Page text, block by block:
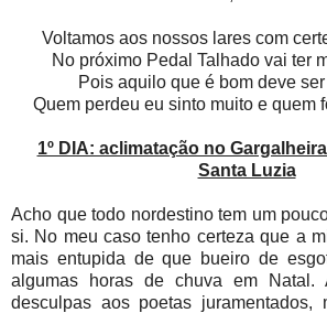
Voltamos aos nossos lares com
No próximo Pedal Talhado vai ter
Pois aquilo que é bom deve
Quem perdeu eu sinto muito e quem
1º DIA: aclimatação no
Santa Luzia
Acho que todo nordestino tem um
si. No meu caso tenho certeza que a
mais entupida de que bueiro de
algumas horas de chuva em Natal.
desculpas aos poetas juramentados,